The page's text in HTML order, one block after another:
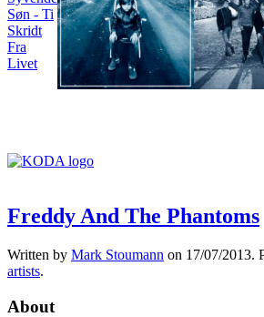
Freddy And The Phantoms
Written by Mark Stoumann on 17/07/2013.
artists.
About